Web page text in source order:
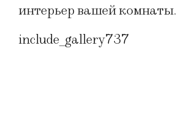
интерьер вашей комнаты.
include_gallery737